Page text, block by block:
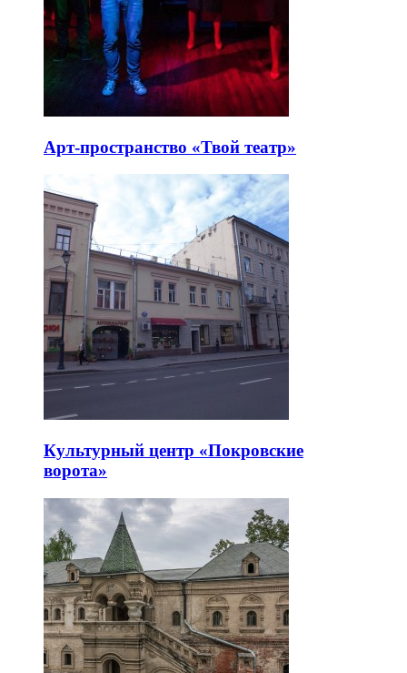
Арт-пространство «Твой театр»
Культурный центр «Покровские
ворота»